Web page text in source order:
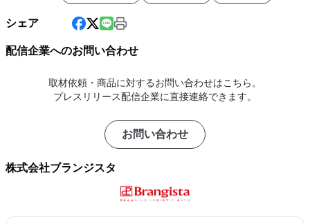
シェア
配信企業へのお問い合わせ
取材依頼・商品に対するお問い合わせはこちら。
プレスリリース配信企業に直接連絡できます。
お問い合わせ
株式会社ブランジスタ